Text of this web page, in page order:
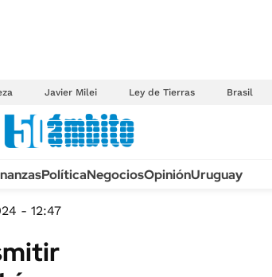
Javier Milei Ley de Tierras Brasil
PolíticaNegociosOpiniónUruguay
- 12:47